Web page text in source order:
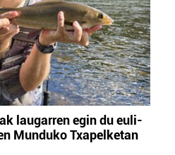
laugarren egin du euli-
Munduko Txapelketan